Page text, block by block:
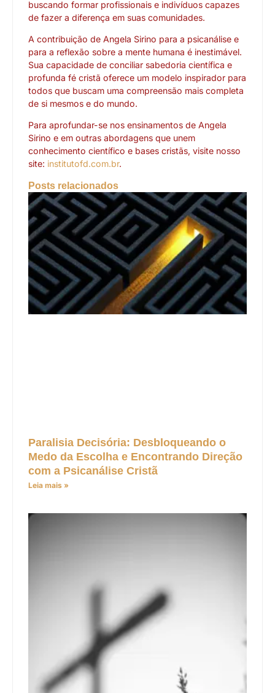
buscando formar profissionais e indivíduos capazes
de fazer a diferença em suas comunidades.
A contribuição de Angela Sirino para a psicanálise e
para a reflexão sobre a mente humana é inestimável.
Sua capacidade de conciliar sabedoria científica e
profunda fé cristã oferece um modelo inspirador para
todos que buscam uma compreensão mais completa
de si mesmos e do mundo.
Para aprofundar-se nos ensinamentos de Angela
Sirino e em outras abordagens que unem
conhecimento científico e bases cristãs, visite nosso
site: institutofd.com.br.
Posts relacionados
Paralisia Decisória: Desbloqueando o
Medo da Escolha e Encontrando Direção
com a Psicanálise Cristã
Leia mais »